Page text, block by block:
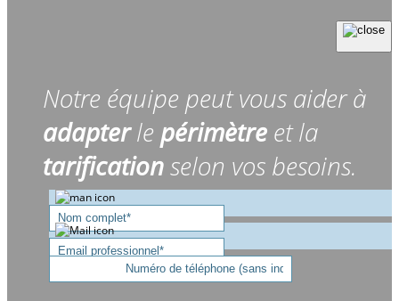
Notre équipe peut vous aider à
adapterle périmètre et la
tarificationselon vos besoins.